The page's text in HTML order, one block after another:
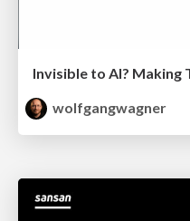
wolfgangwagner